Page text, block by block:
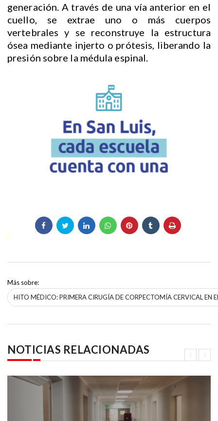
generación. A través de una vía anterior en el
cuello, se extrae uno o más cuerpos
vertebrales y se reconstruye la estructura
ósea mediante injerto o prótesis, liberando la
presión sobre la médula espinal.
Más sobre:
HITO MÉDICO: PRIMERA CIRUGÍA DE CORPECTOMÍA CERVICAL EN
NOTICIAS RELACIONADAS